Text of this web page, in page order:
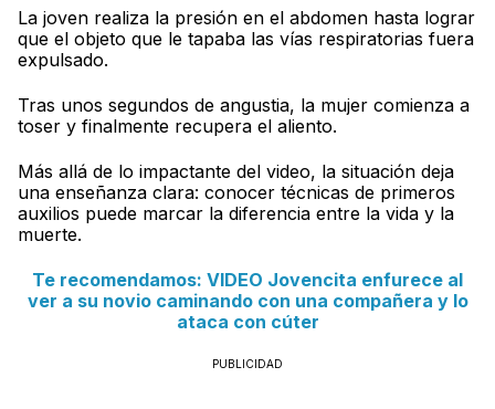
La joven realiza la presión en el abdomen hasta lograr
que el objeto que le tapaba las vías respiratorias fuera
expulsado.
Tras unos segundos de angustia, la mujer comienza a
toser y finalmente recupera el aliento.
Más allá de lo impactante del video, la situación deja
una enseñanza clara: conocer técnicas de primeros
auxilios puede marcar la diferencia entre la vida y la
muerte.
Te recomendamos: VIDEO Jovencita enfurece al
ver a su novio caminando con una compañera y lo
ataca con cúter
PUBLICIDAD